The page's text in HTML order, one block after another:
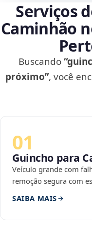
Serviços
Caminhão
Buscando
próximo”, você
01
Guincho para
Veículo grande com
remoção segura com
SAIBA MAIS